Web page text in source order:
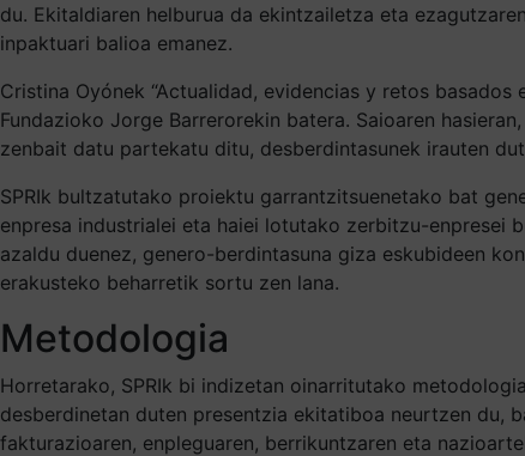
du. Ekitaldiaren helburua da ekintzailetza eta
inpaktuari balioa emanez.
Cristina Oyónek “Actualidad, evidencias y retos
Fundazioko Jorge Barrerorekin batera. Saioaren
zenbait datu partekatu ditu, desberdintasunek irauten
SPRIk bultzatutako proiektu garrantzitsuenetako bat
enpresa industrialei eta haiei lotutako zerbitzu-enpresei
azaldu duenez, genero-berdintasuna giza eskubideen
erakusteko beharretik sortu zen lana.
Metodologia
Horretarako, SPRIk bi indizetan oinarritutako
desberdinetan duten presentzia ekitatiboa neurtzen du,
fakturazioaren, enpleguaren, berrikuntzaren eta